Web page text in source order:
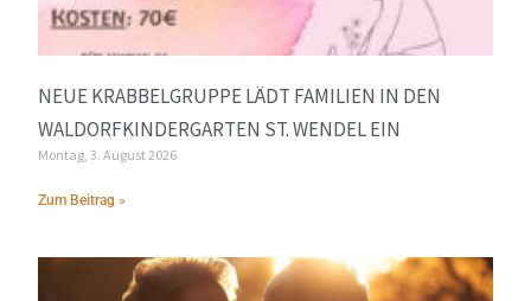
NEUE KRABBELGRUPPE LÄDT FAMILIEN IN DEN
WALDORFKINDERGARTEN ST. WENDEL EIN
Montag, 3. August 2026
Zum Beitrag »